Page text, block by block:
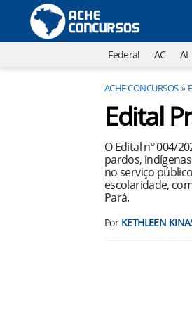
Federal AC AL
ACHE CONCURSOS
Edital
O Edital nº 004/
pardos,
no serviço
escolaridade,
Pará.
Por KETHLEEN